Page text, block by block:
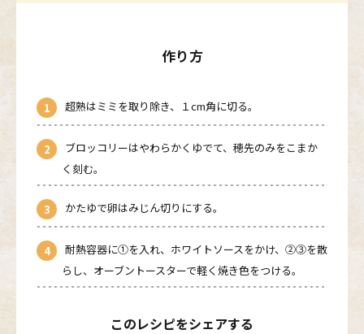
作り方
超熟はミミを取り除き、１cm角に切る。
ブロッコリーはやわらかくゆでて、穂先のみをこまか
く刻む。
かたゆで卵はみじん切りにする。
耐熱容器に①を入れ、ホワイトソースをかけ、②③を散
らし、オーブントースターで軽く焼き色をつける。
このレシピをシェアする